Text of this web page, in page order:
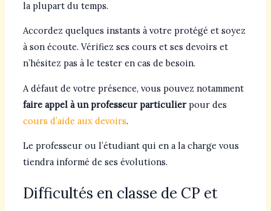
la plupart du temps.
Accordez quelques instants à votre protégé et soyez
à son écoute. Vérifiez ses cours et ses devoirs et
n’hésitez pas à le tester en cas de besoin.
A défaut de votre présence, vous pouvez notamment
faire appel à un professeur particulierpour des
cours d’aide aux devoirs.
Le professeur ou l’étudiant qui en a la charge vous
tiendra informé de ses évolutions.
Difficultés en classe de CP et